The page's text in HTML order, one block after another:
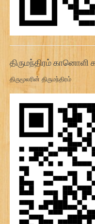
திருமந்திரம் கானொளி
திருமூலரின் திருமந்திரம்